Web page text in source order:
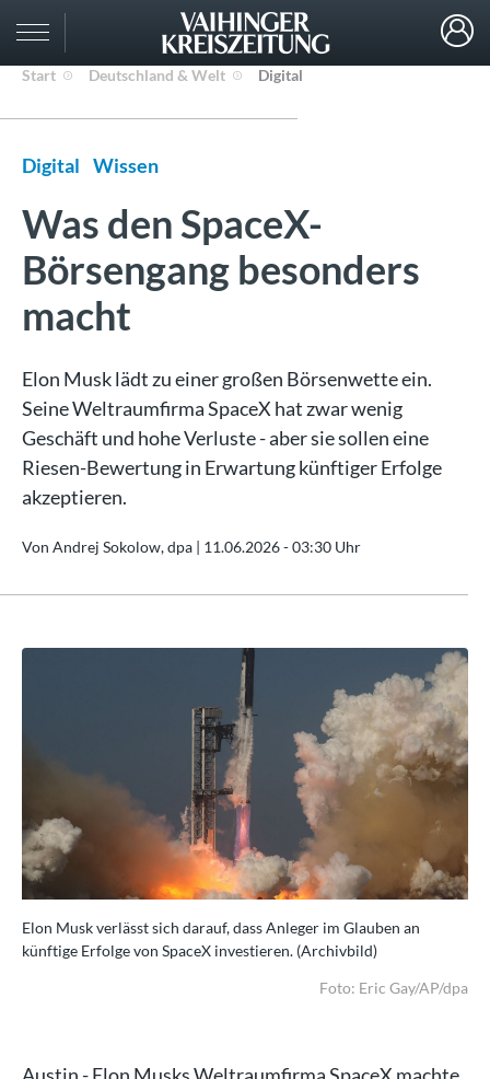
Start Deutschland & Welt Digital
Digital Wissen
Was den SpaceX-
Börsengang besonders
macht
Elon Musk lädt zu einer großen Börsenwette ein.
Seine Weltraumfirma SpaceX hat zwar wenig
Geschäft und hohe Verluste - aber sie sollen eine
Riesen-Bewertung in Erwartung künftiger Erfolge
akzeptieren.
Von Andrej Sokolow, dpa | 11.06.2026 - 03:30 Uhr
Elon Musk verlässt sich darauf, dass Anleger im Glauben an
künftige Erfolge von SpaceX investieren. (Archivbild)
Foto: Eric Gay/AP/dpa
Austin - Elon Musks Weltraumfirma SpaceX machte